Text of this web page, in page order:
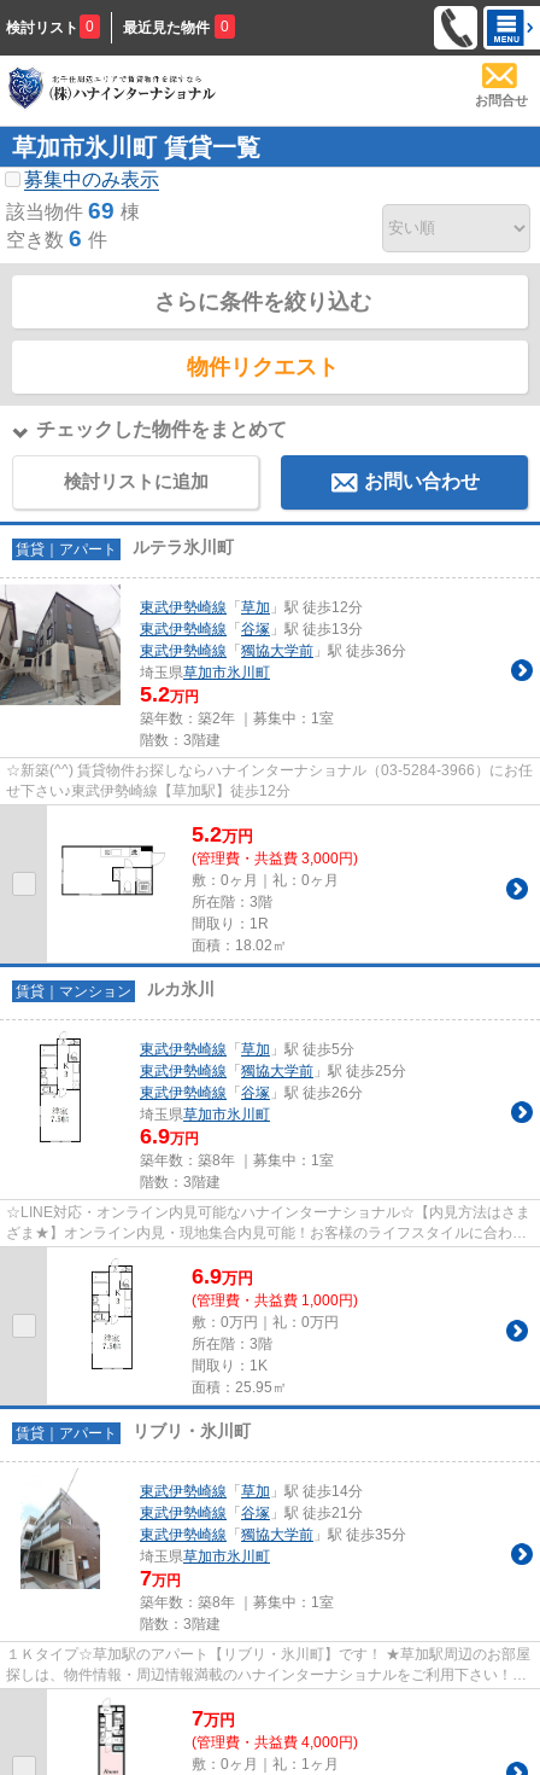
検討リスト 0 最近見た物件 0
お問合せ
草加市氷川町 賃貸一覧
募集中のみ表示
該当物件 69 棟
空き数 6 件
さらに条件を絞り込む
物件リクエスト
チェックした物件をまとめて
検討リストに追加 お問い合わせ
賃貸｜アパート ルテラ氷川町
東武伊勢崎線 「 草加 」駅 徒歩12分
東武伊勢崎線 「 谷塚 」駅 徒歩13分
東武伊勢崎線 「 獨協大学前 」駅 徒歩36分
埼玉県草加市氷川町
5.2万円
築年数：築2年 ｜募集中： 1室
階数：3階建
☆新築(^^) 賃貸物件お探しならハナインターナショナル（03-5284-3966）にお任
せ下さい♪東武伊勢崎線【草加駅】徒歩12分
5.2万円
(管理費・共益費 3,000円)
敷：0ヶ月｜礼：0ヶ月
所在階：3階
間取り：1R
面積：18.02㎡
賃貸｜マンション ルカ氷川
東武伊勢崎線 「 草加 」駅 徒歩5分
東武伊勢崎線 「 獨協大学前 」駅 徒歩25分
東武伊勢崎線 「 谷塚 」駅 徒歩26分
埼玉県草加市氷川町
6.9万円
築年数：築8年 ｜募集中： 1室
階数：3階建
☆LINE対応・オンライン内見可能なハナインターナショナル☆【内見方法はさま
ざま★】オンライン内見・現地集合内見可能！お客様のライフスタイルに合わせ
6.9万円
(管理費・共益費 1,000円)
敷：0万円｜礼：0万円
所在階：3階
間取り：1K
面積：25.95㎡
賃貸｜アパート リブリ・氷川町
東武伊勢崎線 「 草加 」駅 徒歩14分
東武伊勢崎線 「 谷塚 」駅 徒歩21分
東武伊勢崎線 「 獨協大学前 」駅 徒歩35分
埼玉県草加市氷川町
7万円
築年数：築8年 ｜募集中： 1室
階数：3階建
１Ｋタイプ☆草加駅のアパート【リブリ・氷川町】です！ ★草加駅周辺のお部屋
探しは、物件情報・周辺情報満載のハナインターナショナルをご利用下さい！交
通：東武伊勢崎線・【草加駅】...
7万円
(管理費・共益費 4,000円)
敷：0ヶ月｜礼：1ヶ月